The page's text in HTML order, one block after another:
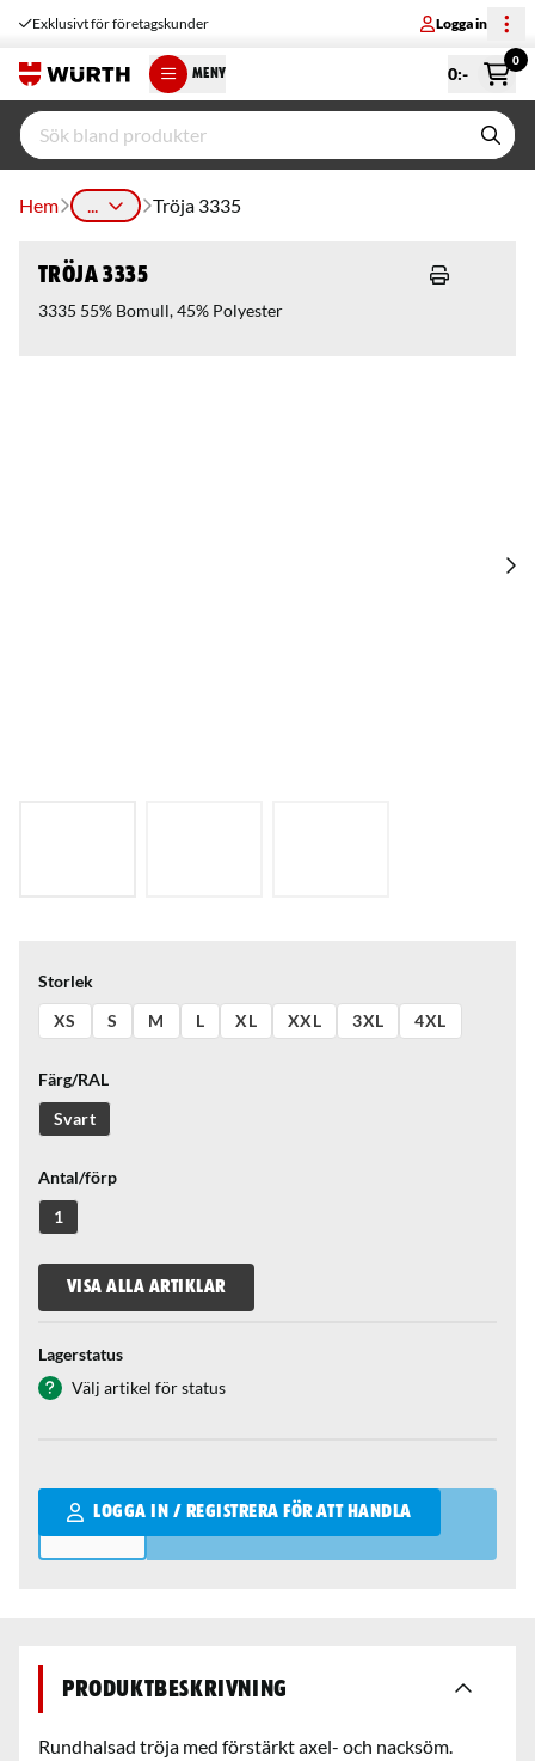
Exklusivt för företagskunder Logga in
MENY 0:-
0
Hem ... Tröja 3335
Tröja 3335
3335 55% Bomull, 45% Polyester
Storlek
XS
S M L XL XXL 3XL 4XL
Färg/RAL
Svart
Antal/förp
1
VISA ALLA ARTIKLAR
Lagerstatus
Välj artikel för status
LOGGA IN / REGISTRERA FÖR ATT HANDLA
Qantity
Produktbeskrivning
Rundhalsad tröja med förstärkt axel- och nacksöm.